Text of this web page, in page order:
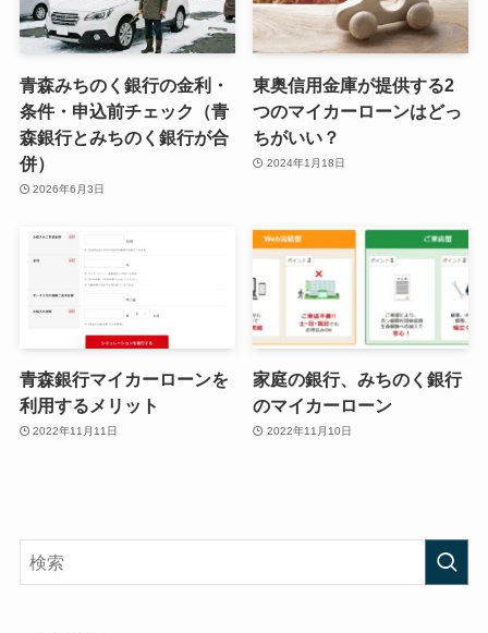
青森みちのく銀行の金利・
条件・申込前チェック（青
森銀行とみちのく銀行が合
併）
2026年6月3日
東奥信用金庫が提供する2
つのマイカーローンはどっ
ちがいい？
2024年1月18日
青森銀行マイカーローンを
利用するメリット
2022年11月11日
家庭の銀行、みちのく銀行
のマイカーローン
2022年11月10日